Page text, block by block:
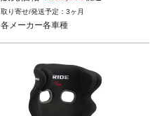
ブラック品番：H01AAF
各メーカー各車種
3ヶ月
各メーカー各車種